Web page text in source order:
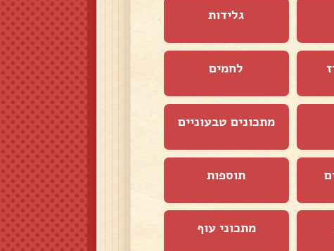
גלידות
לחמים
מתכונים טבעוניים
תוספות
מתכוני עוף